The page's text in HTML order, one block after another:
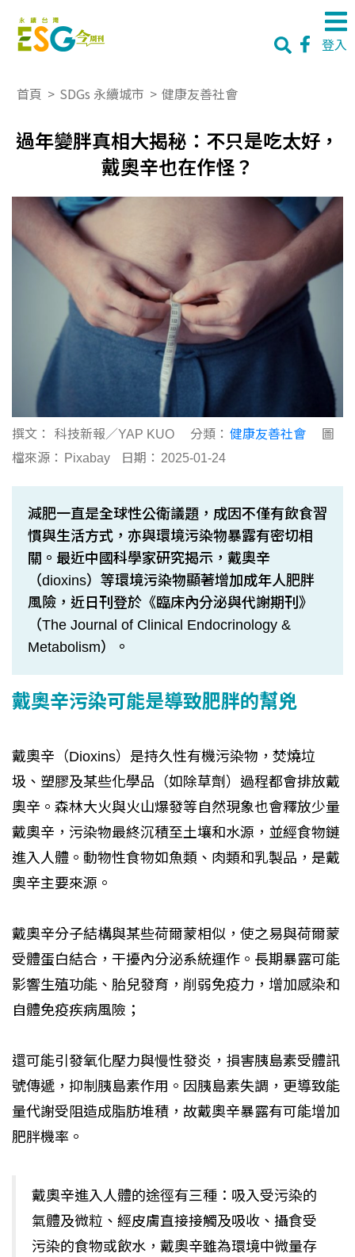
登入
首頁 > SDGs 永續城市 > 健康友善社會
過年變胖真相大揭秘：不只是吃太好，
戴奧辛也在作怪？
撰文： 科技新報／YAP KUO 分類： 健康友善社會
圖
檔來源：
Pixabay 日期： 2025-01-24
減肥一直是全球性公衛議題，成因不僅有飲食習
慣與生活方式，亦與環境污染物暴露有密切相
關。最近中國科學家研究揭示，戴奧辛
（dioxins）等環境污染物顯著增加成年人肥胖
風險，近日刊登於《臨床內分泌與代謝期刊》
（The Journal of Clinical Endocrinology &
Metabolism）。
戴奧辛污染可能是導致肥胖的幫兇
戴奧辛（Dioxins）是持久性有機污染物，焚燒垃
圾、塑膠及某些化學品（如除草劑）過程都會排放戴
奧辛。森林大火與火山爆發等自然現象也會釋放少量
戴奧辛，污染物最終沉積至土壤和水源，並經食物鏈
進入人體。動物性食物如魚類、肉類和乳製品，是戴
奧辛主要來源。
戴奧辛分子結構與某些荷爾蒙相似，使之易與荷爾蒙
受體蛋白結合，干擾內分泌系統運作。長期暴露可能
影響生殖功能、胎兒發育，削弱免疫力，增加感染和
自體免疫疾病風險；
還可能引發氧化壓力與慢性發炎，損害胰島素受體訊
號傳遞，抑制胰島素作用。因胰島素失調，更導致能
量代謝受阻造成脂肪堆積，故戴奧辛暴露有可能增加
肥胖機率。
戴奧辛進入人體的途徑有三種：吸入受污染的
氣體及微粒、經皮膚直接接觸及吸收、攝食受
污染的食物或飲水，戴奧辛雖為環境中微量存